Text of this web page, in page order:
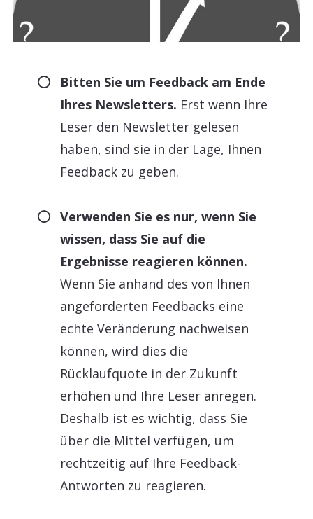
Bitten Sie um Feedback am Ende
Ihres Newsletters. Erst wenn Ihre
Leser den Newsletter gelesen
haben, sind sie in der Lage, Ihnen
Feedback zu geben.
Verwenden Sie es nur, wenn Sie
wissen, dass Sie auf die
Ergebnisse reagieren können.
Wenn Sie anhand des von Ihnen
angeforderten Feedbacks eine
echte Veränderung nachweisen
können, wird dies die
Rücklaufquote in der Zukunft
erhöhen und Ihre Leser anregen.
Deshalb ist es wichtig, dass Sie
über die Mittel verfügen, um
rechtzeitig auf Ihre Feedback-
Antworten zu reagieren.